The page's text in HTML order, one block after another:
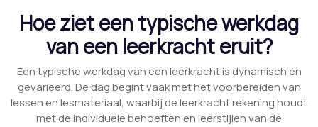
Hoe ziet een typische werkdag
van een leerkracht eruit?
Een typische werkdag van een leerkracht is dynamisch en
gevarieerd. De dag begint vaak met het voorbereiden van
lessen en lesmateriaal, waarbij de leerkracht rekening houdt
met de individuele behoeften en leerstijlen van de